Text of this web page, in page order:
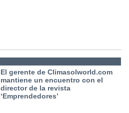
El gerente de Climasolworld.com
mantiene un encuentro con el
director de la revista
‘Emprendedores’